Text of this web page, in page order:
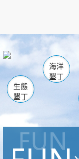
海生館
恆春
龍鑾
瓊
關山
白砂
生態
墾丁
海洋
墾丁